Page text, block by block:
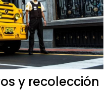
y recolección